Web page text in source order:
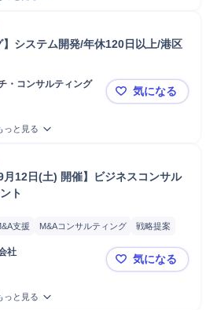
】システム開発/年休120日以上/港区
・コンサルティング
【ITコンサ
気になる
っと見る
月12日(土) 開催】ビジネスコンサル
ト
支援 M&Aコンサルティング
戦略提案
新規事業立案
事業構想
開発
社
【1Day休
気になる
っと見る